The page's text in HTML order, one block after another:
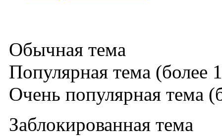
Обычная тема
Популярная тема (более
Очень популярная тема
Заблокированная тема